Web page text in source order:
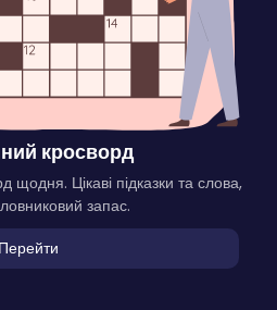
кросворд
щодня. Цікаві підказки та слова,
запас.
Перейти